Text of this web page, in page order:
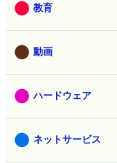
教育
動画
ハードウェア
ネットサービス